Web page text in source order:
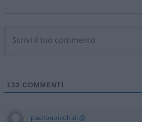
133 COMMENTI
paolospicchidi@